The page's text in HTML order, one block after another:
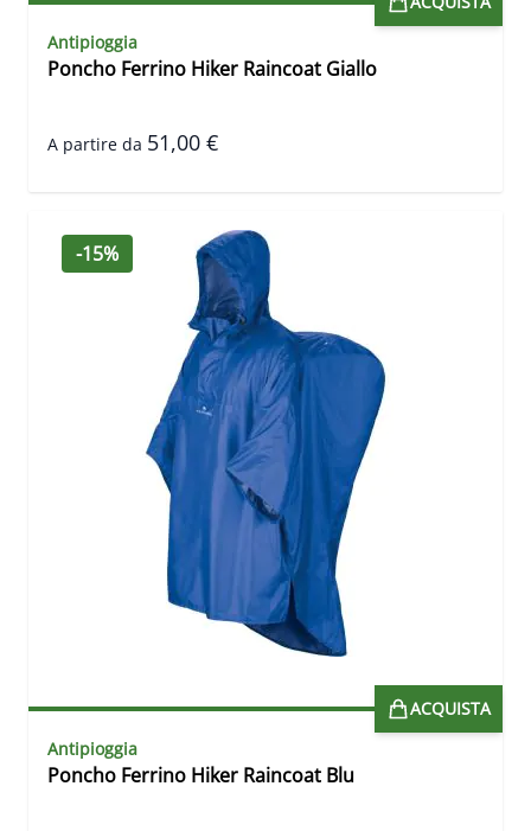
Antipioggia
Poncho Ferrino Hiker Raincoat Giallo
A partire da 51,00 €
-15%
ACQUISTA
Antipioggia
Poncho Ferrino Hiker Raincoat Blu